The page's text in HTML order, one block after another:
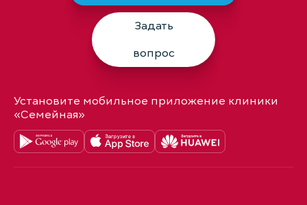
Задать
вопрос
Установите мобильное приложение клиники
«Семейная»